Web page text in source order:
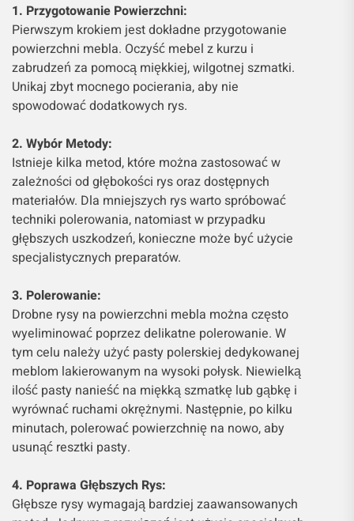
1. Przygotowanie Powierzchni:
Pierwszym krokiem jest dokładne przygotowanie
powierzchni mebla. Oczyść mebel z kurzu i
zabrudzeń za pomocą miękkiej, wilgotnej szmatki.
Unikaj zbyt mocnego pocierania, aby nie
spowodować dodatkowych rys.
2. Wybór Metody:
Istnieje kilka metod, które można zastosować w
zależności od głębokości rys oraz dostępnych
materiałów. Dla mniejszych rys warto spróbować
techniki polerowania, natomiast w przypadku
głębszych uszkodzeń, konieczne może być użycie
specjalistycznych preparatów.
3. Polerowanie:
Drobne rysy na powierzchni mebla można często
wyeliminować poprzez delikatne polerowanie. W
tym celu należy użyć pasty polerskiej dedykowanej
meblom lakierowanym na wysoki połysk. Niewielką
ilość pasty nanieść na miękką szmatkę lub gąbkę i
wyrównać ruchami okrężnymi. Następnie, po kilku
minutach, polerować powierzchnię na nowo, aby
usunąć resztki pasty.
4. Poprawa Głębszych Rys:
Głębsze rysy wymagają bardziej zaawansowanych